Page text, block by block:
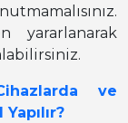
yararlanarak
ve